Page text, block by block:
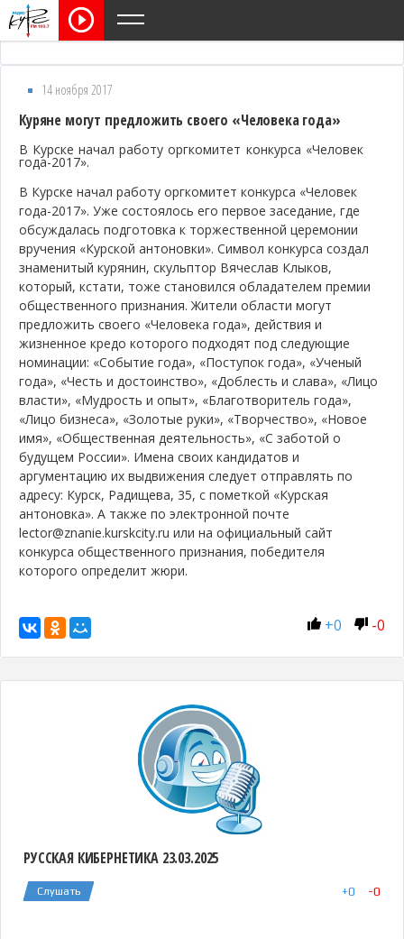
14 ноября 2017
Куряне могут предложить своего «Человека года»
В Курске начал работу оргкомитет конкурса «Человек
года-2017».
В Курске начал работу оргкомитет конкурса «Человек
года-2017». Уже состоялось его первое заседание, где
обсуждалась подготовка к торжественной церемонии
вручения «Курской антоновки». Символ конкурса создал
знаменитый курянин, скульптор Вячеслав Клыков,
который, кстати, тоже становился обладателем премии
общественного признания. Жители области могут
предложить своего «Человека года», действия и
жизненное кредо которого подходят под следующие
номинации: «Событие года», «Поступок года», «Ученый
года», «Честь и достоинство», «Доблесть и слава», «Лицо
власти», «Мудрость и опыт», «Благотворитель года»,
«Лицо бизнеса», «Золотые руки», «Творчество», «Новое
имя», «Общественная деятельность», «С заботой о
будущем России». Имена своих кандидатов и
аргументацию их выдвижения следует отправлять по
адресу: Курск, Радищева, 35, с пометкой «Курская
антоновка». А также по электронной почте
lector@znanie.kurskcity.ru или на официальный сайт
конкурса общественного признания, победителя
которого определит жюри.
+0 -0
РУССКАЯ КИБЕРНЕТИКА 23.03.2025
Слушать +0 -0